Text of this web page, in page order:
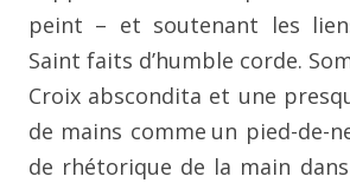
peint – et soutenant les
Saint faits d’humble corde.
Croix abscondita et une
de mains comme un pied-de-
de rhétorique de la main